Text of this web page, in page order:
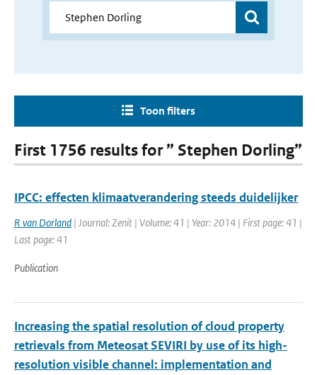
Toon filters
First 1756 results for ” Stephen Dorling”
IPCC: effecten klimaatverandering steeds duidelijker
R van Dorland | Journal: Zenit | Volume: 41 | Year: 2014 | First page: 41 |
Last page: 41
Publication
Increasing the spatial resolution of cloud property
retrievals from Meteosat SEVIRI by use of its high-
resolution visible channel: implementation and